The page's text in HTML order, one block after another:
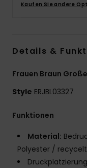
Kaufen Sie andere
Details &
Frauen Braun
Style ERJBL03327
Funktionen
Material:
Polyester /